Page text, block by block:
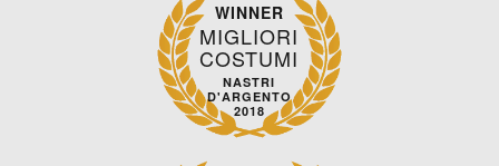
WINNER
MIGLIORI
COSTUMI
NASTRI
D'ARGENTO
2018